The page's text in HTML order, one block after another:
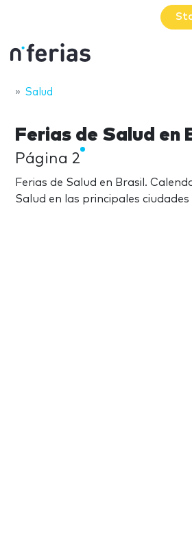
Salud
Ferias de Salud en
Página 2
Ferias de Salud en Brasil.
Salud en las principales ciudades